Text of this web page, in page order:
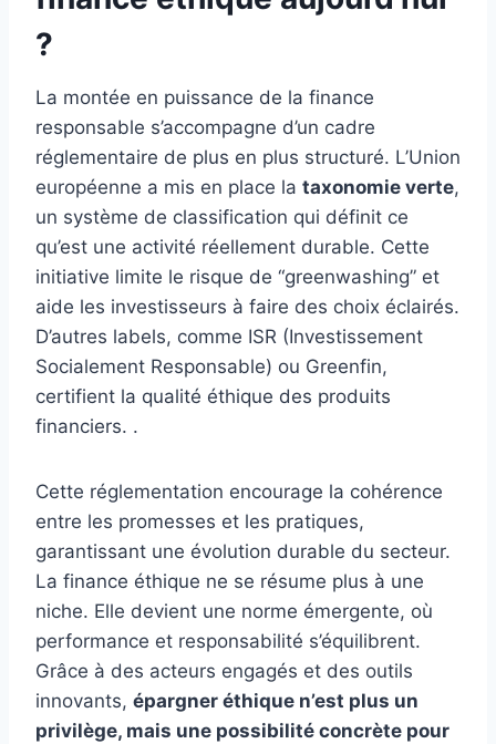
?
La montée en puissance de la finance
responsable s’accompagne d’un cadre
réglementaire de plus en plus structuré. L’Union
européenne a mis en place la taxonomie verte,
un système de classification qui définit ce
qu’est une activité réellement durable. Cette
initiative limite le risque de “greenwashing” et
aide les investisseurs à faire des choix éclairés.
D’autres labels, comme ISR (Investissement
Socialement Responsable) ou Greenfin,
certifient la qualité éthique des produits
financiers. .
Cette réglementation encourage la cohérence
entre les promesses et les pratiques,
garantissant une évolution durable du secteur.
La finance éthique ne se résume plus à une
niche. Elle devient une norme émergente, où
performance et responsabilité s’équilibrent.
Grâce à des acteurs engagés et des outils
innovants, épargner éthique n’est plus un
privilège, mais une possibilité concrète pour